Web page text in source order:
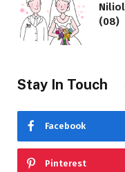
(08)
Stay In Touch
Facebook
Pinterest